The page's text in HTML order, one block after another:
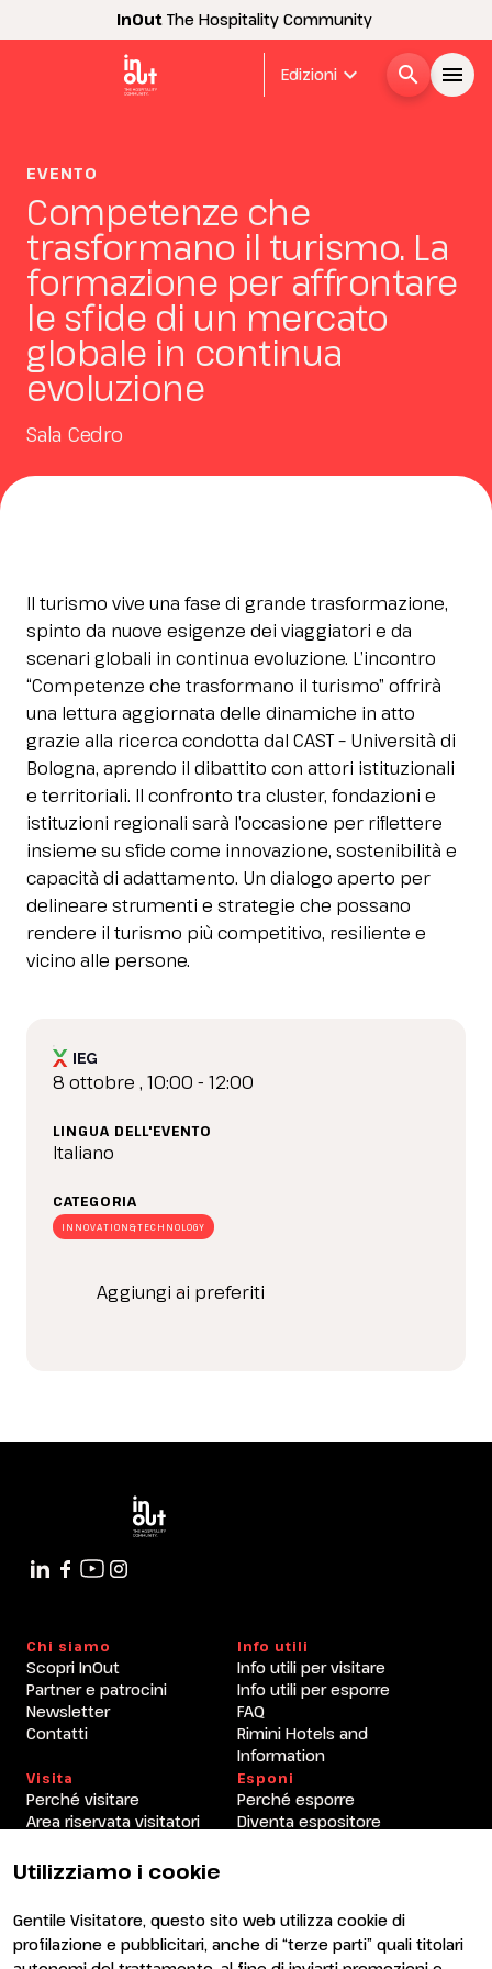
InOut The Hospitality Community
Edizioni expand_more search menu
InOut
Espositori arrow_right
Visitatori
Buyer
OTTIENI IL TUO BIGLIETTO! arrow_circle_right
AREA RISERVATA VISITATORI
person
A cura di:
EVENTO
Competenze che
trasformano il turismo. La
formazione per affrontare
le sfide di un mercato
globale in continua
evoluzione
Sala Cedro
Il turismo vive una fase di grande trasformazione,
spinto da nuove esigenze dei viaggiatori e da
scenari globali in continua evoluzione. L’incontro
“Competenze che trasformano il turismo” offrirà
una lettura aggiornata delle dinamiche in atto
grazie alla ricerca condotta dal CAST – Università di
Bologna, aprendo il dibattito con attori istituzionali
e territoriali. Il confronto tra cluster, fondazioni e
istituzioni regionali sarà l’occasione per riflettere
insieme su sfide come innovazione, sostenibilità e
capacità di adattamento. Un dialogo aperto per
delineare strumenti e strategie che possano
rendere il turismo più competitivo, resiliente e
vicino alle persone.
8 ottobre , 10:00 - 12:00
LINGUA DELL'EVENTO
Italiano
CATEGORIA
INNOVATION&TECHNOLOGY
Aggiungi ai preferiti
Utilizziamo i cookie
Gentile Visitatore, questo sito web utilizza cookie di
profilazione e pubblicitari, anche di “terze parti” quali titolari
Chi siamo
Scopri InOut
Partner e patrocini
Newsletter
Contatti
Info utili
Info utili per visitare
Info utili per esporre
FAQ
Rimini Hotels and
Information
Visita
Perché visitare
Area riservata visitatori
Esponi
Perché esporre
Diventa espositore